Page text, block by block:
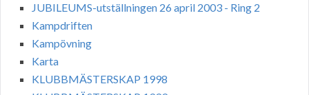
JUBILEUMS-utställningen 26 april 2003 - Ring 2
Kampdriften
Kampövning
Karta
KLUBBMÄSTERSKAP 1998